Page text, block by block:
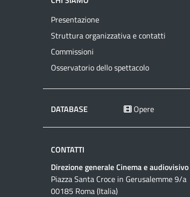
Presentazione
Struttura organizzativa e contatti
Commissioni
Osservatorio dello spettacolo
DATABASE Opere
CONTATTI
Direzione generale Cinema e audiovisivo
Piazza Santa Croce in Gerusalemme 9/a
00185 Roma (Italia)